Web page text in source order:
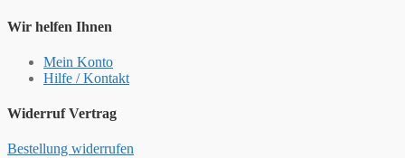
Wir helfen Ihnen
Mein Konto
Hilfe / Kontakt
Widerruf Vertrag
Bestellung widerrufen